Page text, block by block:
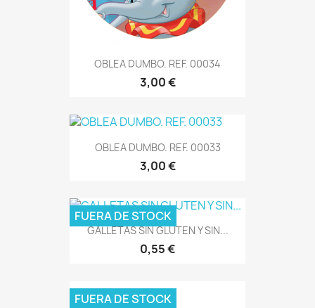
OBLEA DUMBO. REF. 00034
3,00 €
OBLEA DUMBO. REF. 00033
3,00 €
GALLETAS SIN GLUTEN Y SIN...
0,55 €
FUERA DE STOCK
FUERA DE STOCK